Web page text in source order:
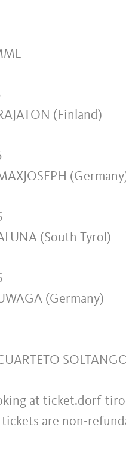
(Finland)
(South Tyrol)
(Germany)
at ticket.dorf-
tickets are non-